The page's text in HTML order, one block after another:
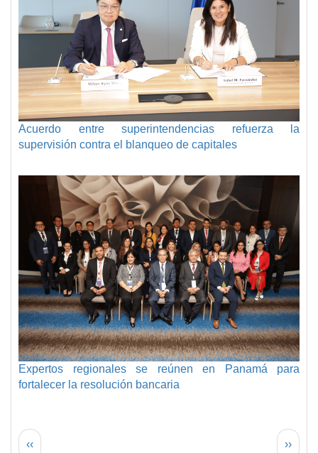
Acuerdo entre superintendencias refuerza la
supervisión contra el blanqueo de capitales
Expertos regionales se reúnen en Panamá para
fortalecer la resolución bancaria
Paginación
Página anterior
‹‹ ››